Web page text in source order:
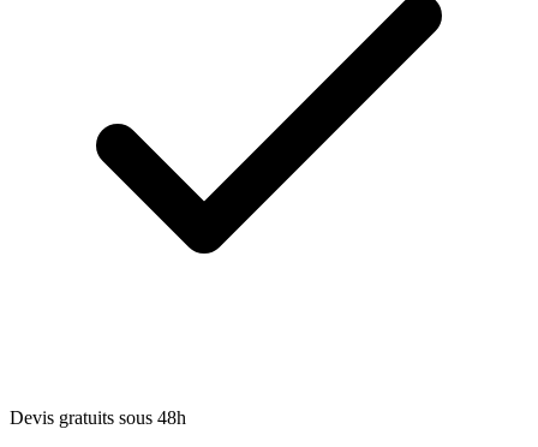
Devis gratuits sous 48h